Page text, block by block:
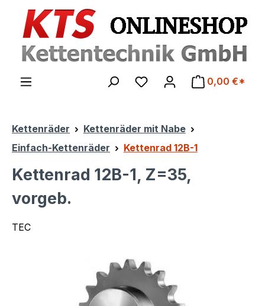
Zum Hauptinhalt springen
0,00 €*
Kettenräder
Kettenräder mit Nabe
Einfach-Kettenräder
Kettenrad 12B-1
Kettenrad 12B-1, Z=35,
vorgeb.
TEC
Bildergalerie überspringen